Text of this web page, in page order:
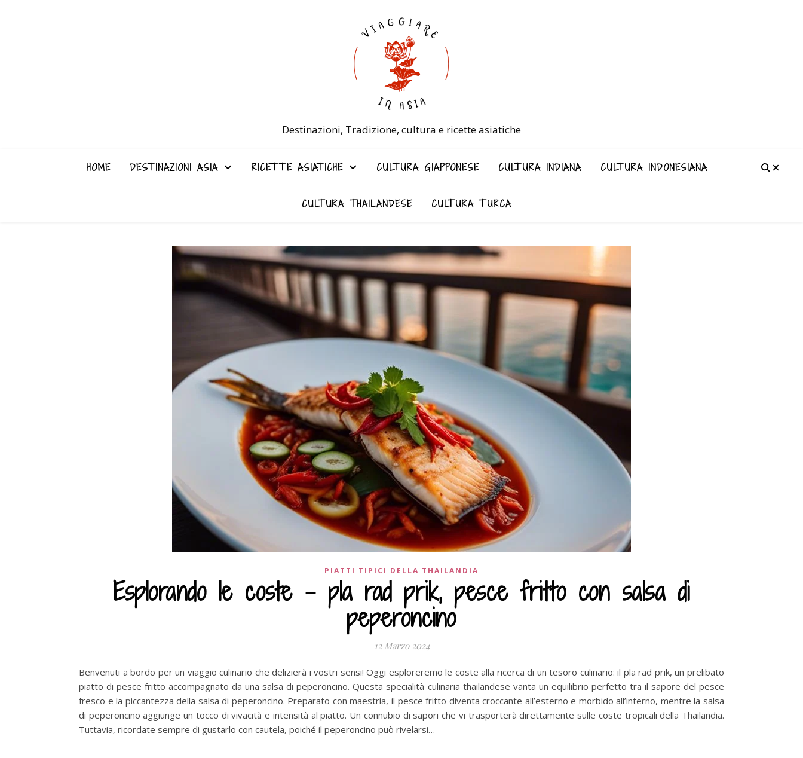
Destinazioni, Tradizione, cultura e ricette asiatiche
HOME DESTINAZIONI ASIA RICETTE ASIATICHE CULTURA GIAPPONESE CULTURA INDIANA CULTURA INDONESIANA
CULTURA THAILANDESE CULTURA TURCA
PIATTI TIPICI DELLA THAILANDIA
Esplorando le coste – pla rad prik, pesce fritto con salsa di
peperoncino
12 Marzo 2024
Benvenuti a bordo per un viaggio culinario che delizierà i vostri sensi! Oggi esploreremo le coste alla ricerca di un tesoro culinario: il pla rad prik, un prelibato
piatto di pesce fritto accompagnato da una salsa di peperoncino. Questa specialità culinaria thailandese vanta un equilibrio perfetto tra il sapore del pesce
fresco e la piccantezza della salsa di peperoncino. Preparato con maestria, il pesce fritto diventa croccante all’esterno e morbido all’interno, mentre la salsa
di peperoncino aggiunge un tocco di vivacità e intensità al piatto. Un connubio di sapori che vi trasporterà direttamente sulle coste tropicali della Thailandia.
Tuttavia, ricordate sempre di gustarlo con cautela, poiché il peperoncino può rivelarsi…